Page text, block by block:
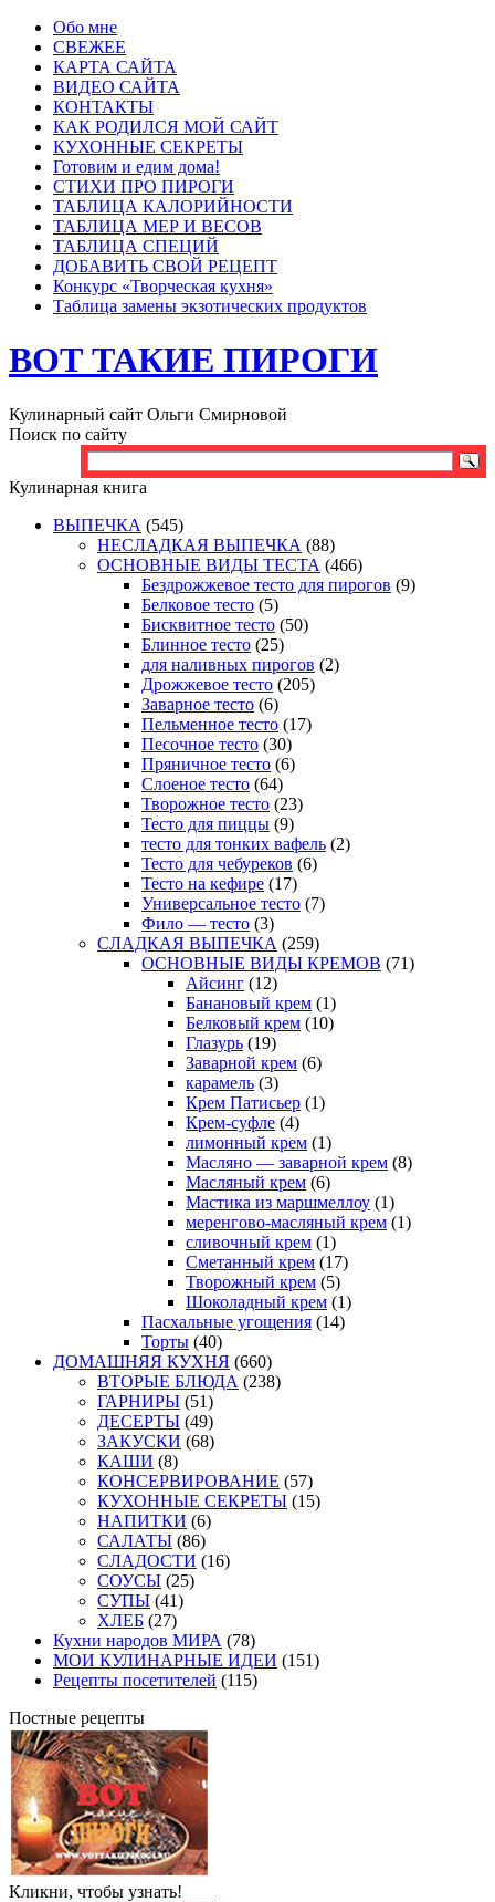
Обо мне
СВЕЖЕЕ
КАРТА САЙТА
ВИДЕО САЙТА
КОНТАКТЫ
КАК РОДИЛСЯ МОЙ САЙТ
КУХОННЫЕ СЕКРЕТЫ
Готовим и едим дома!
СТИХИ ПРО ПИРОГИ
ТАБЛИЦА КАЛОРИЙНОСТИ
ТАБЛИЦА МЕР И ВЕСОВ
ТАБЛИЦА СПЕЦИЙ
ДОБАВИТЬ СВОЙ РЕЦЕПТ
Конкурс «Творческая кухня»
Таблица замены экзотических продуктов
ВОТ ТАКИЕ ПИРОГИ
Кулинарный сайт Ольги Смирновой
Поиск по сайту
Кулинарная книга
ВЫПЕЧКА (545)
НЕСЛАДКАЯ ВЫПЕЧКА (88)
ОСНОВНЫЕ ВИДЫ ТЕСТА (466)
Бездрожжевое тесто для пирогов (9)
Белковое тесто (5)
Бисквитное тесто (50)
Блинное тесто (25)
для наливных пирогов (2)
Дрожжевое тесто (205)
Заварное тесто (6)
Пельменное тесто (17)
Песочное тесто (30)
Пряничное тесто (6)
Слоеное тесто (64)
Творожное тесто (23)
Тесто для пиццы (9)
тесто для тонких вафель (2)
Тесто для чебуреков (6)
Тесто на кефире (17)
Универсальное тесто (7)
Фило — тесто (3)
СЛАДКАЯ ВЫПЕЧКА (259)
ОСНОВНЫЕ ВИДЫ КРЕМОВ (71)
Айсинг (12)
Банановый крем (1)
Белковый крем (10)
Глазурь (19)
Заварной крем (6)
карамель (3)
Крем Патисьер (1)
Крем-суфле (4)
лимонный крем (1)
Масляно — заварной крем (8)
Масляный крем (6)
Мастика из маршмеллоу (1)
меренгово-масляный крем (1)
сливочный крем (1)
Сметанный крем (17)
Творожный крем (5)
Шоколадный крем (1)
Пасхальные угощения (14)
Торты (40)
ДОМАШНЯЯ КУХНЯ (660)
ВТОРЫЕ БЛЮДА (238)
ГАРНИРЫ (51)
ДЕСЕРТЫ (49)
ЗАКУСКИ (68)
КАШИ (8)
КОНСЕРВИРОВАНИЕ (57)
КУХОННЫЕ СЕКРЕТЫ (15)
НАПИТКИ (6)
САЛАТЫ (86)
СЛАДОСТИ (16)
СОУСЫ (25)
СУПЫ (41)
ХЛЕБ (27)
Кухни народов МИРА (78)
МОИ КУЛИНАРНЫЕ ИДЕИ (151)
Рецепты посетителей (115)
Постные рецепты
Кликни, чтобы узнать!